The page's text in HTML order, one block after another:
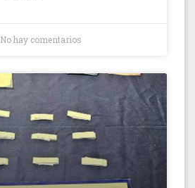
No hay comentarios